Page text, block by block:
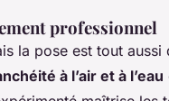
professionnel
la pose est tout
à l’air et à l’eau